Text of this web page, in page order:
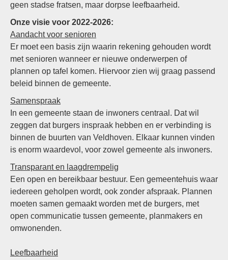
geen stadse fratsen, maar dorpse leefbaarheid.
Onze visie voor 2022-2026:
Aandacht voor senioren
Er moet een basis zijn waarin rekening gehouden wordt
met senioren wanneer er nieuwe onderwerpen of
plannen op tafel komen. Hiervoor zien wij graag passend
beleid binnen de gemeente.
Samenspraak
In een gemeente staan de inwoners centraal. Dat wil
zeggen dat burgers inspraak hebben en er verbinding is
binnen de buurten van Veldhoven. Elkaar kunnen vinden
is enorm waardevol, voor zowel gemeente als inwoners.
Transparant en laagdrempelig
Een open en bereikbaar bestuur. Een gemeentehuis waar
iedereen geholpen wordt, ook zonder afspraak. Plannen
moeten samen gemaakt worden met de burgers, met
open communicatie tussen gemeente, planmakers en
omwonenden.
Leefbaarheid